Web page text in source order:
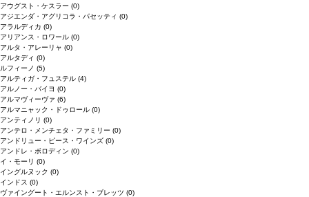
アウグスト・ケスラー (0)
アジエンダ・アグリコラ・パセッティ (0)
アラルディカ (0)
アリアンス・ロワール (0)
アルタ・アレーリャ (0)
アルタディ (0)
ルフィーノ (5)
アルティガ・フュステル (4)
アルノー・バイヨ (0)
アルマヴィーヴァ (6)
アルマニャック・ドゥロール (0)
アンティノリ (0)
アンテロ・メンチェタ・ファミリー (0)
アンドリュー・ピース・ワインズ (0)
アンドレ・ボロディン (0)
イ・モーリ (0)
イングルヌック (0)
インドス (0)
ヴァイングート・エルンスト・ブレッツ (0)